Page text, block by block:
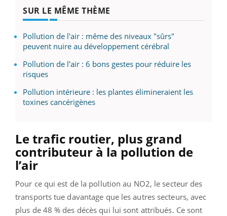
SUR LE MÊME THÈME
Pollution de l'air : même des niveaux "sûrs"
peuvent nuire au développement cérébral
Pollution de l'air : 6 bons gestes pour réduire les
risques
Pollution intérieure : les plantes élimineraient les
toxines cancérigènes
Le trafic routier, plus grand
contributeur à la pollution de
l’air
Pour ce qui est de la pollution au NO2, le secteur des
transports tue davantage que les autres secteurs, avec
plus de 48 % des décès qui lui sont attribués. Ce sont